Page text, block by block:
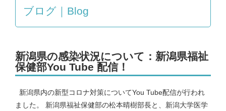
あいさつ｜Greeting
ブログ｜Blog
新潟県の感染状況について：新潟県福祉
保健部You Tube 配信！
新潟県内の新型コロナ対策についてYou Tube配信が行われ
ました。 新潟県福祉保健部の松本晴樹部長と、新潟大学医学